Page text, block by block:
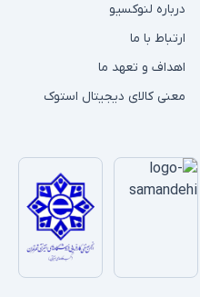
درباره لنوکسیو
ارتباط با ما
اهداف و تعهد ما
معنی کالای دیجیتال استوک